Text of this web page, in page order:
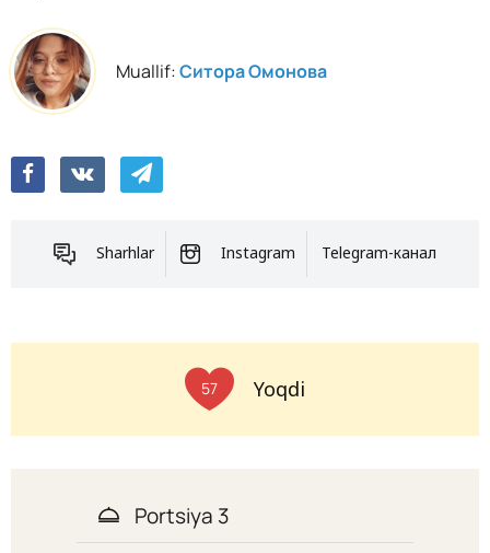
Muallif:Ситора Омонова
Sharhlar Instagram Telegram-канал
57 Yoqdi
Portsiya 3